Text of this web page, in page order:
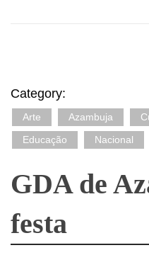
Category:
Arte Azambuja
Educação
Nacional
GDA de
festa